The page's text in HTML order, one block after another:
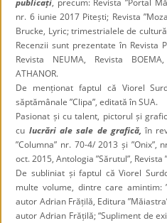
publicați, precum: Revista ”Portal
nr. 6 iunie 2017 Pitești; Revista
Brucke, Lyric; trimestrialele de
Recenzii sunt prezentate în Revista
Revista NEUMA, Revista
ATHANOR.
De menționat faptul că Viorel
săptămânale ”Clipa”, editată în SUA.
Pasionat și cu talent, pictorul și
cu lucrări ale sale de grafică,în
”Columna” nr. 70-4/ 2013 și
oct. 2015, Antologia ”Sărutul”,
De subliniat și faptul că Viorel
multe volume, dintre care amintim:
autor Adrian Frățilă, Editura
autor Adrian Frățilă; “Supliment de